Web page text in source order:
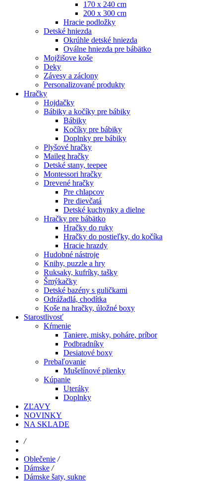
170 x 240 cm
200 x 300 cm
Hracie podložky
Detské hniezda
Okrúhle detské hniezda
Oválne hniezda pre bábätko
Mojžišove koše
Deky
Závesy a záclony
Personalizované produkty
Hračky
Hojdačky
Bábiky a kočíky pre bábiky
Bábiky
Kočíky pre bábiky
Doplnky pre bábiky
Plyšové hračky
Maileg hračky
Detské stany, teepee
Montessori hračky
Drevené hračky
Pre chlapcov
Pre dievčatá
Detské kuchynky a dielne
Hračky pre bábätko
Hračky do ruky
Hračky do postieľky, do kočíka
Hracie hrazdy
Hudobné nástroje
Knihy, puzzle a hry
Ruksaky, kufríky, tašky
Šmýkačky
Detské bazény s guličkami
Odrážadlá, chodítka
Koše na hračky, úložné boxy
Starostlivosť
Kŕmenie
Taniere, misky, poháre, príbor
Podbradníky
Desiatové boxy
Prebaľovanie
Mušelínové plienky
Kúpanie
Uteráky
Doplnky
ZĽAVY
NOVINKY
NA SKLADE
/
Oblečenie /
Dámske /
Dámske šaty, sukne